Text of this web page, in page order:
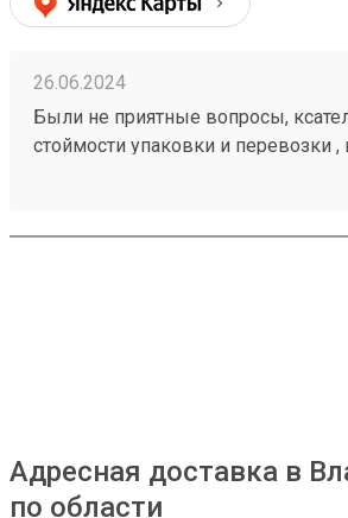
26.06.2024
Были не приятные вопросы,
стоймости упаковки и перевозки ,
Адресная доставка в
по области